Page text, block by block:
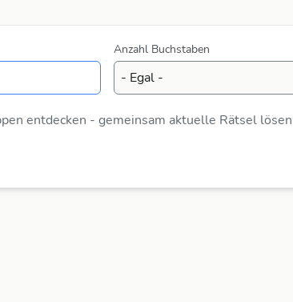
Anzahl Buchstaben
entdecken - gemeinsam aktuelle Rätsel lösen